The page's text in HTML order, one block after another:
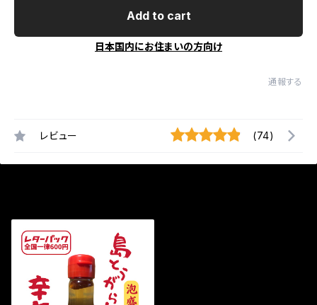
Add to cart
日本国内にお住まいの方向け
通報する
レビュー (74)